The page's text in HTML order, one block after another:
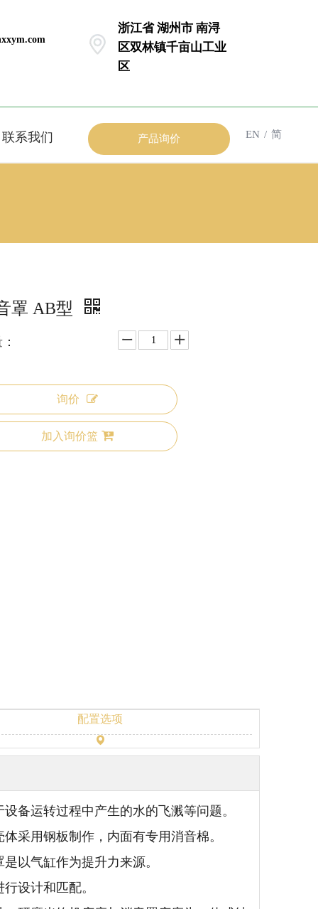
浙江省 湖州市 南浔
区双林镇千亩山工业
区
联系我们 产品询价 EN / 简
罩 AB型
询价
加入询价篮
配置选项
备运转过程中产生的水的飞溅等问题。
采用钢板制作，内面有专用消音棉。
以气缸作为提升力来源。
设计和匹配。